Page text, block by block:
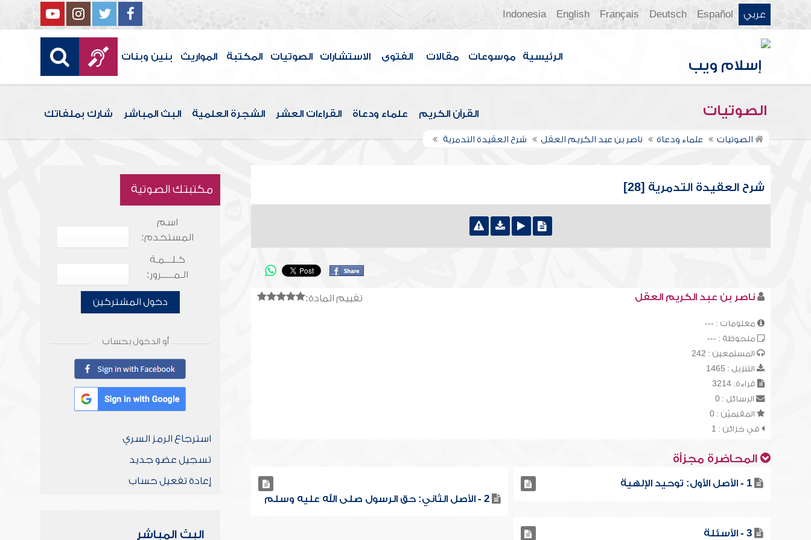
عربي Español
Deutsch
Français
English
Indonesia
الرئيسية موسوعات مقالات الفتوى الاستشارات الصوتيات المكتبة المواريث بنين وبنات
الصوتيات القرآن الكريم علماء ودعاة القراءات العشر الشجرة العلمية البث المباشر شارك بملفاتك
الصوتيات علماء ودعاة ناصر بن عبد الكريم العقل شرح العقيدة التدمرية
شرح العقيدة التدمرية [28]
تقييم المادة: ناصر بن عبد الكريم العقل
معلومات : ---
ملحوظة : ---
المستمعين : 242
التنزيل : 1465
قراءة: 3214
الرسائل : 0
المقيميّن : 0
في خزائن : 1
المحاضرة مجزأة
1 - الأصل الأول: توحيد الإلهية
2 - الأصل الثاني: حق الرسول صلى الله عليه وسلم
3 - الأسئلة
مكتبتك الصوتية
اسم
المستخدم:
كـلـــمـة
الـمـــــرور:
دخول المشتركين
أو الدخول بحساب
استرجاع الرمز السري
تسجيل عضو جديد
إعادة تفعيل حساب
البث المباشر